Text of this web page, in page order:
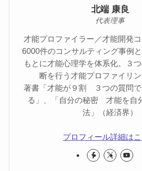
北端 康良
代表理事
才能プロファイラー／才能開発コ
6000件のコンサルティング事例
もとに才能心理学を体系化。３
断を行う才能プロファイリン
著書「才能が９割 ３つの質問
る」、「自分の秘密 才能を自
法」（経済界）
プロフィール詳細は